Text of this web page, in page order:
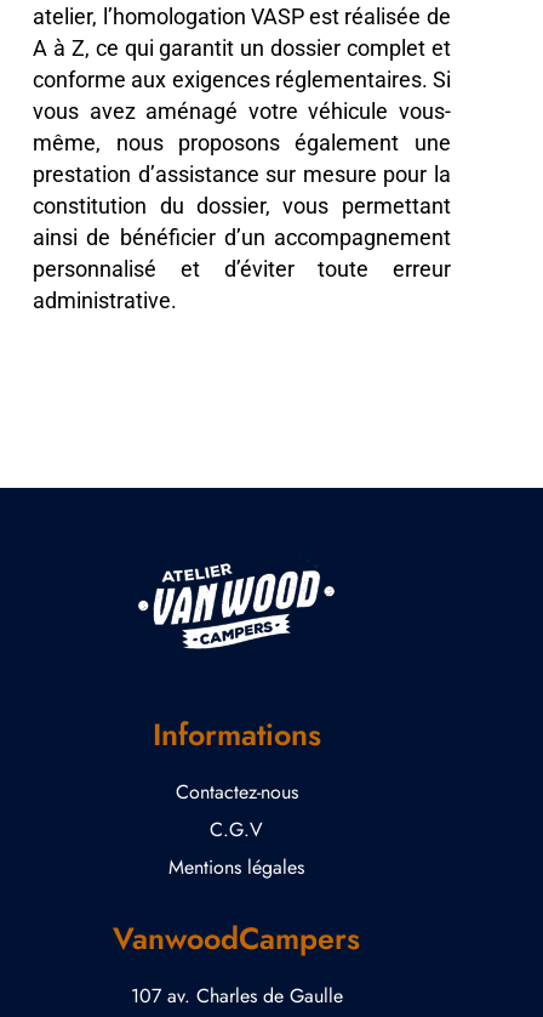
atelier, l’homologation VASP est réalisée de
A à Z, ce qui garantit un dossier complet et
conforme aux exigences réglementaires. Si
vous avez aménagé votre véhicule vous-
même, nous proposons également une
prestation d’assistance sur mesure pour la
constitution du dossier, vous permettant
ainsi de bénéficier d’un accompagnement
personnalisé et d’éviter toute erreur
administrative.
Informations
Contactez-nous
C.G.V
Mentions légales
VanwoodCampers
107 av. Charles de Gaulle